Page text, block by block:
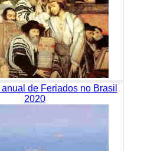
de Feriados no Brasil
2020